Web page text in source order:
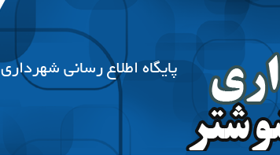
پایگاه اطلاع رسانی شهرداری